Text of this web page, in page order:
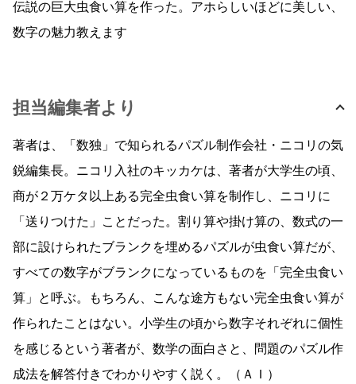
伝説の巨大虫食い算を作った。アホらしいほどに美しい、
数字の魅力教えます
担当編集者より
著者は、「数独」で知られるパズル制作会社・ニコリの気
鋭編集長。ニコリ入社のキッカケは、著者が大学生の頃、
商が２万ケタ以上ある完全虫食い算を制作し、ニコリに
「送りつけた」ことだった。割り算や掛け算の、数式の一
部に設けられたブランクを埋めるパズルが虫食い算だが、
すべての数字がブランクになっているものを「完全虫食い
算」と呼ぶ。もちろん、こんな途方もない完全虫食い算が
作られたことはない。小学生の頃から数字それぞれに個性
を感じるという著者が、数学の面白さと、問題のパズル作
成法を解答付きでわかりやすく説く。（ＡＩ）